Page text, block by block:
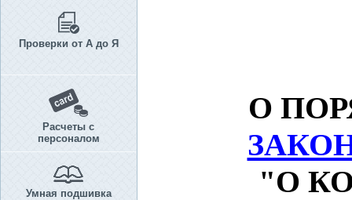
Проверки от А до Я
Расчеты с
персоналом
Умная подшивка
О
"О